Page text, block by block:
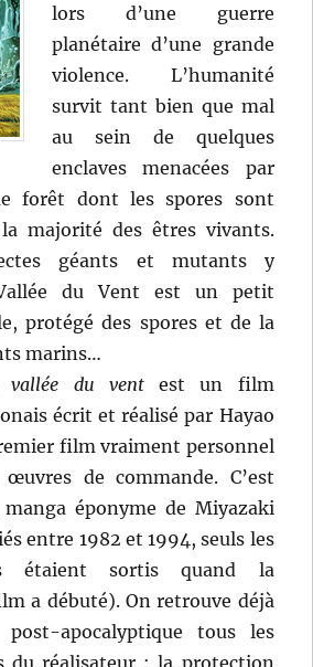
lors d’une guerre
planétaire d’une grande
violence. L’humanité
survit tant bien que mal
au sein de quelques
enclaves menacées par
forêt dont les spores sont
majorité des êtres vivants.
géants et mutants y
du Vent est un petit
protégé des spores et de la
marins…
vallée du ventest un film
écrit et réalisé par Hayao
film vraiment personnel
de commande. C’est
éponyme de Miyazaki
entre 1982 et 1994, seuls les
étaient sortis quand la
a débuté). On retrouve déjà
apocalyptique tous les
du réalisateur : la protection